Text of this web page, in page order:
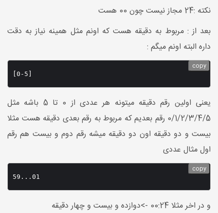
نکته :24 مجاز نیست چون 00 هست
بعد از : مربوط به دقیقه هست که اونم مثل همینه نیاز به دقت
داره البته اونم میگم :
[0-5]
copy
یعنی اولین رقم دقیقه میتونه هر عددی از 0 تا 5 باشه مثل
0/1/2/3/4/5 رقم بعدیم که مربوط به رقم بعدی دقیقه هست مثلا
بیست و دو دقیقه اون دو دقیقه میشه رقم دوم و بیست هم رقم
اول مثال عددی
59...01
copy
و در اخر مثلا 00:24 ->دوازده و بیست و چهار دقیقه